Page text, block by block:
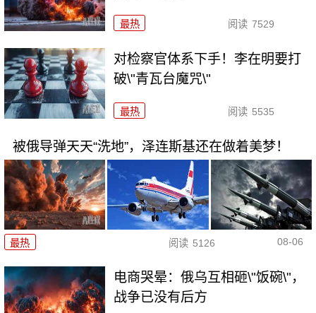
最热 阅读 7529
对检察官体系下手！李在明要打
破\"青瓦台魔咒\"
最热 阅读 5535
被俄导弹天天“洗地”，泽连斯基还在做着美梦！
最热 阅读 5126 08-06
电商哭晕：俄乌互相砸\"饭碗\"，
战争已没有后方